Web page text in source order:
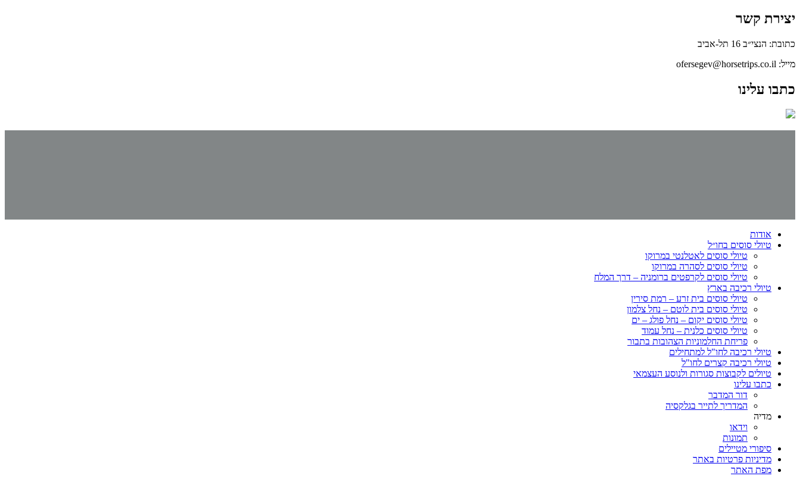
יצירת קשר
כתובת: הנצי״ב 16 תל-אביב
מייל: ofersegev@horsetrips.co.il
כתבו עלינו
אודות
טיולי סוסים בחו״ל
טיולי סוסים לאטלנטי במרוקו
טיולי סוסים לסהרה במרוקו
טיולי סוסים לקרפטים ברומניה – דרך המלח
טיולי רכיבה בארץ
טיולי סוסים בית זרע – רמת סירין
טיולי סוסים בית לוטם – נחל צלמון
טיולי סוסים יקום – נחל פולג – ים
טיולי סוסים כלנית – נחל עמוד
פריחת החלמוניות הצהובות בתבור
טיולי רכיבה לחו"ל למתחילים
טיולי רכיבה קצרים לחו"ל
טיולים לקבוצות סגורות ולנוסע העצמאי
כתבו עלינו
דור המדבר
המדריך לתייר בגלקסיה
מדיה
וידאו
תמונות
סיפורי מטיילים
מדיניות פרטיות באתר
מפת האתר